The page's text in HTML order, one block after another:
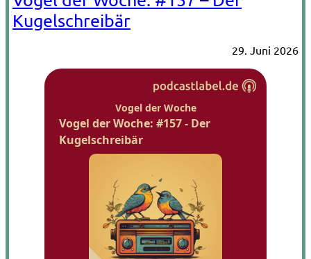
Kugelschreibär
29. Juni 2026